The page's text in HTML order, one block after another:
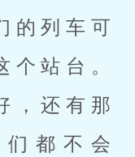
的列车可
个站台。
，还有那
都不会